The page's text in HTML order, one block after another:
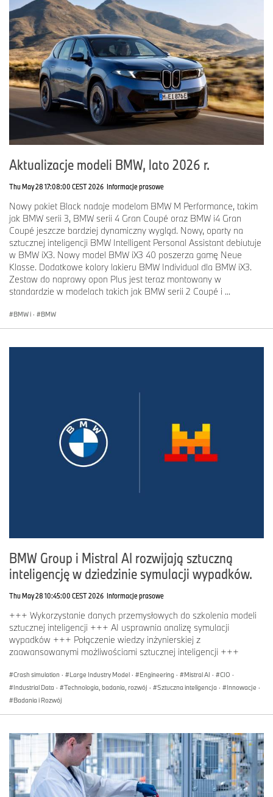
Aktualizacje modeli BMW, lato 2026 r.
Thu May 28 17:08:00 CEST 2026 Informacje prasowe
Nowy pakiet Black nadaje modelom BMW M Performance, takim
jak BMW serii 3, BMW serii 4 Gran Coupé oraz BMW i4 Gran
Coupé jeszcze bardziej dynamiczny wygląd. Nowy, oparty na
sztucznej inteligencji BMW Intelligent Personal Assistant debiutuje
w BMW iX3. Nowy model BMW iX3 40 poszerza gamę Neue
Klasse. Dodatkowe kolory lakieru BMW Individual dla BMW iX3.
Zestaw do naprawy opon Plus jest teraz montowany w
standardzie w modelach takich jak BMW serii 2 Coupé i ...
BMW i · BMW
BMW Group i Mistral AI rozwijają sztuczną
inteligencję w dziedzinie symulacji wypadków.
Thu May 28 10:45:00 CEST 2026 Informacje prasowe
+++ Wykorzystanie danych przemysłowych do szkolenia modeli
sztucznej inteligencji +++ AI usprawnia analizę symulacji
wypadków +++ Połączenie wiedzy inżynierskiej z
zaawansowanymi możliwościami sztucznej inteligencji +++
Crash simulation · Large Industry Model · Engineering · Mistral AI · CIO ·
Industrial Data · Technologia, badania, rozwój · Sztuczna inteligencja · Innowacje ·
Badania i Rozwój